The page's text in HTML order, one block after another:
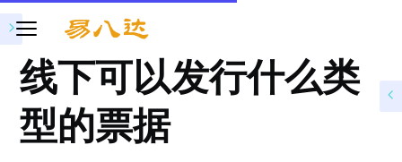
线下可以发行什么类
型的票据